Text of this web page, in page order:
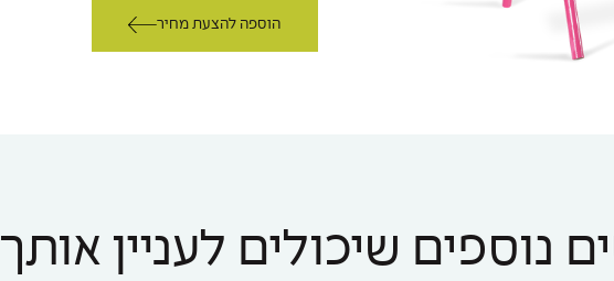
הוספה להצעת מחיר
נוספים שיכולים לעניין אותך